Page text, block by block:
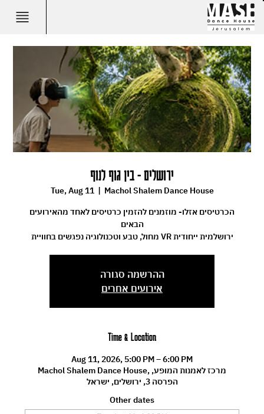
ירושלים - בין גוף לנוף
Tue, Aug 11
  |
Machol Shalem Dance House
הכרטיסים אזלו- מוזמנים להזמין כרטיסים לאחד מהאירועים
הבאים
מחול, טבע וטכנולוגיה נפגשים בחוויית VR ירושלמית ייחודית
ההרשמה סגורה
אירועים אחרים
Time & Location
Aug 11, 2026, 5:00 PM – 6:00 PM
Machol Shalem Dance House, מרכז לאמנות המופע,
הפרסה 3, ירושלים, ישראל
Other dates